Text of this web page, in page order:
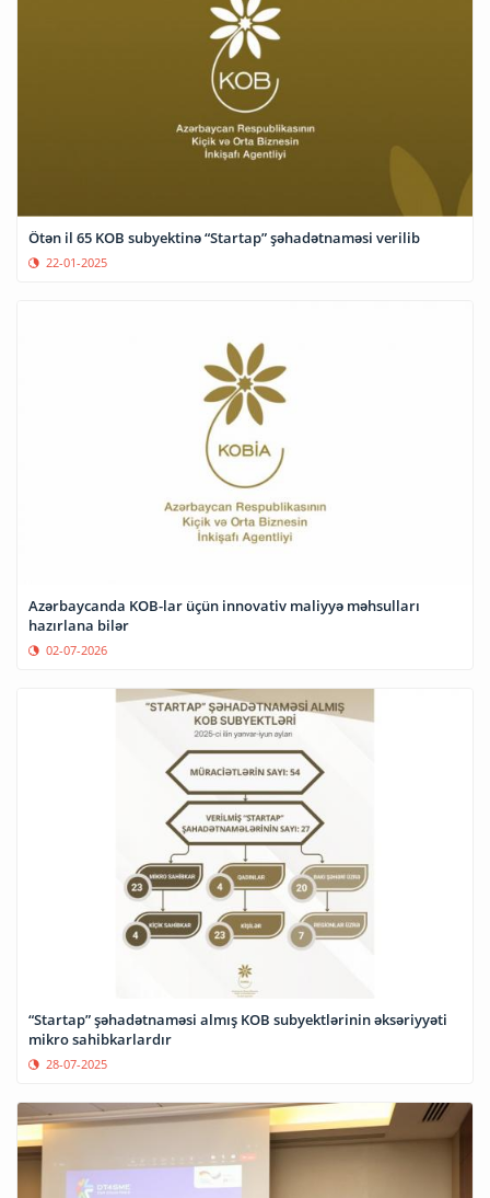
Ötən il 65 KOB subyektinə “Startap” şəhadətnaməsi verilib
22-01-2025
Azərbaycanda KOB-lar üçün innovativ maliyyə məhsulları
hazırlana bilər
02-07-2026
“Startap” şəhadətnaməsi almış KOB subyektlərinin əksəriyyəti
mikro sahibkarlardır
28-07-2025